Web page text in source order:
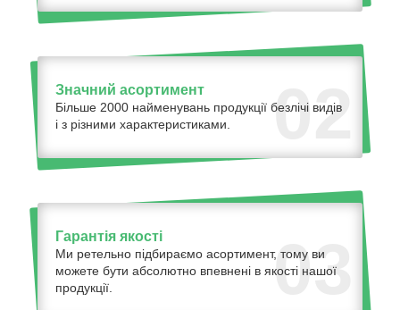
02
Значний асортимент
Більше 2000 найменувань продукції безлічі видів
і з різними характеристиками.
03
Гарантія якості
Ми ретельно підбираємо асортимент, тому ви
можете бути абсолютно впевнені в якості нашої
продукції.